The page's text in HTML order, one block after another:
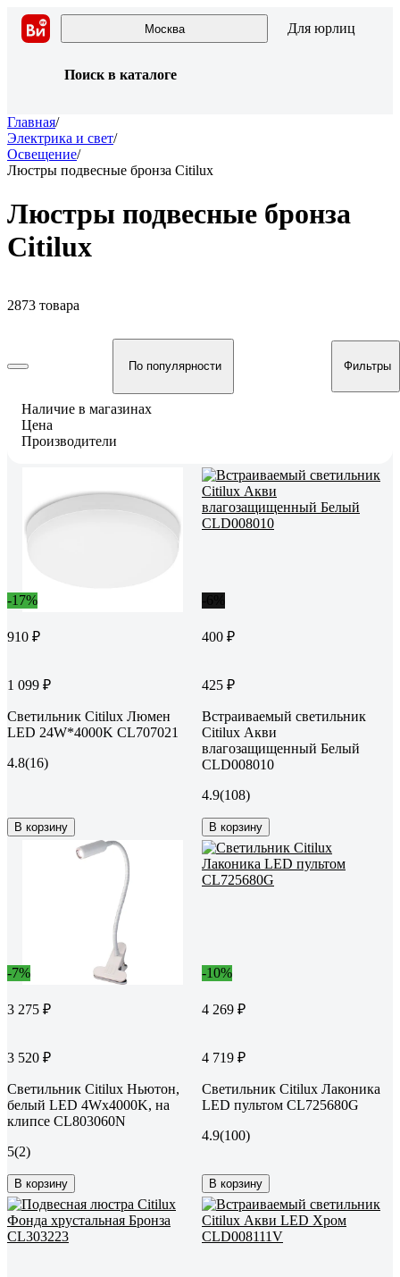
Москва Для юрлиц
Поиск в каталоге
Главная/
Электрика и свет/
Освещение/
Люстры подвесные бронза Citilux
Люстры подвесные бронза
Citilux
2873 товара
По популярности Фильтры
Наличие в магазинах
Цена
Производители
-17%
910 ₽
1 099 ₽
Светильник Citilux Люмен
LED 24W*4000K CL707021
4.8(16)
В корзину
400 ₽
425 ₽
Встраиваемый светильник
Citilux Акви
влагозащищенный Белый
CLD008010
4.9(108)
В корзину
-7%
3 275 ₽
3 520 ₽
Светильник Citilux Ньютон,
белый LED 4Wх4000K, на
клипсе CL803060N
5(2)
В корзину
-10%
4 269 ₽
4 719 ₽
Светильник Citilux Лаконика
LED пультом CL725680G
4.9(100)
В корзину